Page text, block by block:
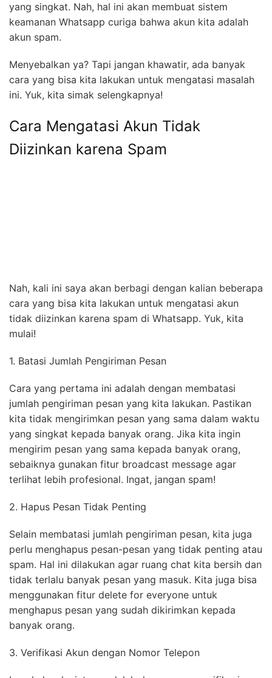
yang singkat. Nah, hal ini akan membuat sistem
keamanan Whatsapp curiga bahwa akun kita adalah
akun spam.
Menyebalkan ya? Tapi jangan khawatir, ada banyak
cara yang bisa kita lakukan untuk mengatasi masalah
ini. Yuk, kita simak selengkapnya!
Cara Mengatasi Akun Tidak
Diizinkan karena Spam
Nah, kali ini saya akan berbagi dengan kalian beberapa
tidak diizinkan karena spam di Whatsapp. Yuk, kita
mulai!
1. Batasi Jumlah Pengiriman Pesan
Cara yang pertama ini adalah dengan membatasi
jumlah pengiriman pesan yang kita lakukan. Pastikan
yang singkat kepada banyak orang. Jika kita ingin
sebaiknya gunakan fitur broadcast message agar
terlihat lebih profesional. Ingat, jangan spam!
2. Hapus Pesan Tidak Penting
Selain membatasi jumlah pengiriman pesan, kita juga
perlu menghapus pesan-pesan yang tidak penting atau
tidak terlalu banyak pesan yang masuk. Kita juga bisa